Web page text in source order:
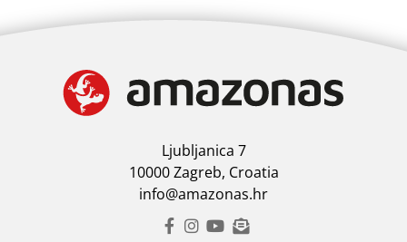
Ljubljanica 7
10000 Zagreb, Croatia
info@amazonas.hr